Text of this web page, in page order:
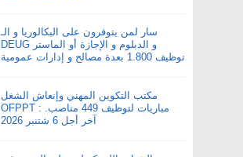
سار لمن يتوفرون على البكالوريا و الـ
DEUG و الدبلوم و الإجازة أو الماستر
توظيف 1.800 بعدة مصالح و إدارات عمومية
مكتب التكوين المهني وإنعاش الشغل
OFPPT : مباريات لتوظيف 449 مناصب.
آخر أجل 6 شتنبر 2026